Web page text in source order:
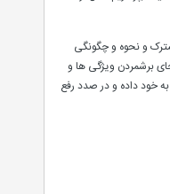
و نحوه و چگونگی
برشمردن ویژگی ها و
خود داده و در صدد رفع